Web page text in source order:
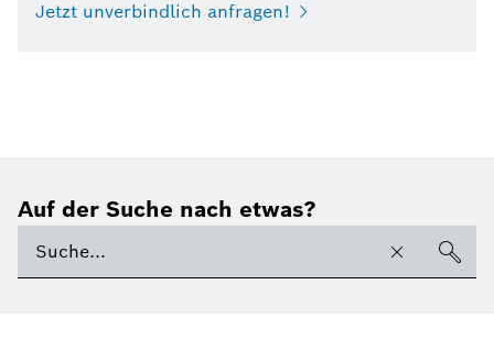
Jetzt unverbindlich anfragen!
Auf der Suche nach etwas?